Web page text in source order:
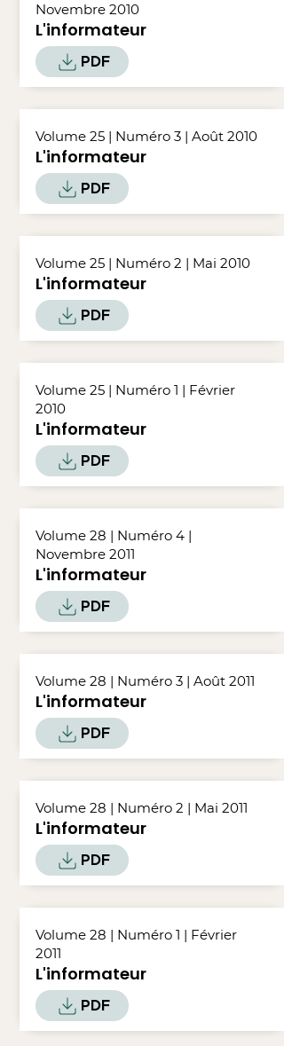
Novembre 2010
L'informateur
PDF
Volume 25 | Numéro 3 | Août 2010
L'informateur
PDF
Volume 25 | Numéro 2 | Mai 2010
L'informateur
PDF
Volume 25 | Numéro 1 | Février
2010
L'informateur
PDF
Volume 28 | Numéro 4 |
Novembre 2011
L'informateur
PDF
Volume 28 | Numéro 3 | Août 2011
L'informateur
PDF
Volume 28 | Numéro 2 | Mai 2011
L'informateur
PDF
Volume 28 | Numéro 1 | Février
2011
L'informateur
PDF